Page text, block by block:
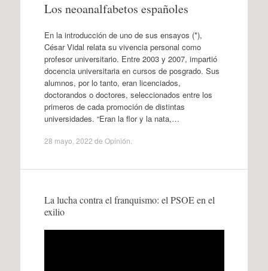
Los neoanalfabetos españoles
En la introducción de uno de sus ensayos (*),
César Vidal relata su vivencia personal como
profesor universitario. Entre 2003 y 2007, impartió
docencia universitaria en cursos de posgrado. Sus
alumnos, por lo tanto, eran licenciados,
doctorandos o doctores, seleccionados entre los
primeros de cada promoción de distintas
universidades. “Eran la flor y la nata,…
28 mayo, 2022 de Opinión
La lucha contra el franquismo: el PSOE en el
exilio